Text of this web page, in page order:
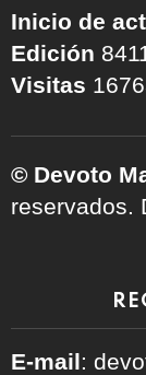
Inicio de
Edición
Visitas
© Devoto
reservados.
E-mail: